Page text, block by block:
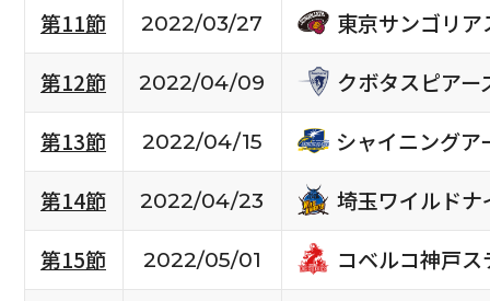
第11節
2022/03/27
東京サンゴリア
第12節
2022/04/09
クボタスピア
第13節
2022/04/15
シャイニング
第14節
2022/04/23
埼玉ワイルドナ
第15節
2022/05/01
コベルコ神戸